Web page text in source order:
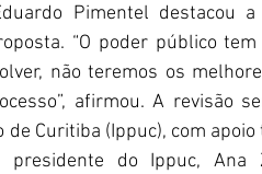
Pimentel destacou
“O poder público
não teremos os
afirmou. A revisão
Curitiba (Ippuc), com
presidente do Ippuc, Ana